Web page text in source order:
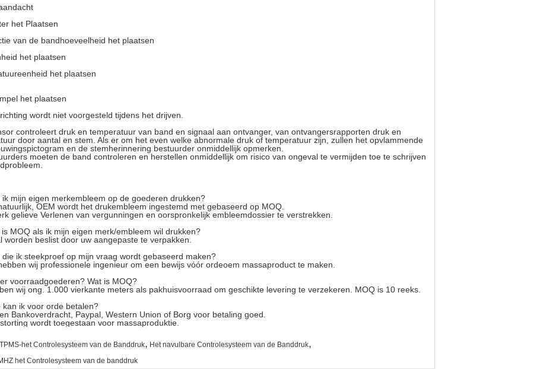
het Plaatsen
van de bandhoeveelheid het plaatsen
het plaatsen
het plaatsen
het plaatsen
wordt niet voorgesteld tijdens het drijven.
controleert druk en temperatuur van band en signaal aan ontvanger, van ontvangersrapporten druk en
door aantal en stem. Als er om het even welke abnormale druk of temperatuur zijn, zullen het opvlammende
en de stemherinnering bestuurder onmiddellijk opmerken.
moeten de band controleren en herstellen onmiddellijk om risico van ongeval te vermijden toe te schrijven
ik mijn eigen merkembleem op de goederen drukken?
OEM wordt het drukembleem ingestemd met gebaseerd op MOQ.
gelieve Verlenen van vergunningen en oorspronkelijk embleemdossier te verstrekken.
is MOQ als ik mijn eigen merk/embleem wil drukken?
worden beslist door uw aangepaste te verpakken.
die ik steekproef op mijn vraag wordt gebaseerd maken?
wij professionele ingenieur om een bewijs vóór ordeoem massaproduct te maken.
voorraadgoederen? Wat is MOQ?
wij ong. 1.000 vierkante meters als pakhuisvoorraad om geschikte levering te verzekeren. MOQ is 10 reeks.
kan ik voor orde betalen?
Bankoverdracht, Paypal, Western Union of Borg voor betaling goed.
wordt toegestaan voor massaproduktie.
TPMS-het Controlesysteem van de Banddruk, Het navulbare Controlesysteem van de Banddruk,
het Controlesysteem van de banddruk